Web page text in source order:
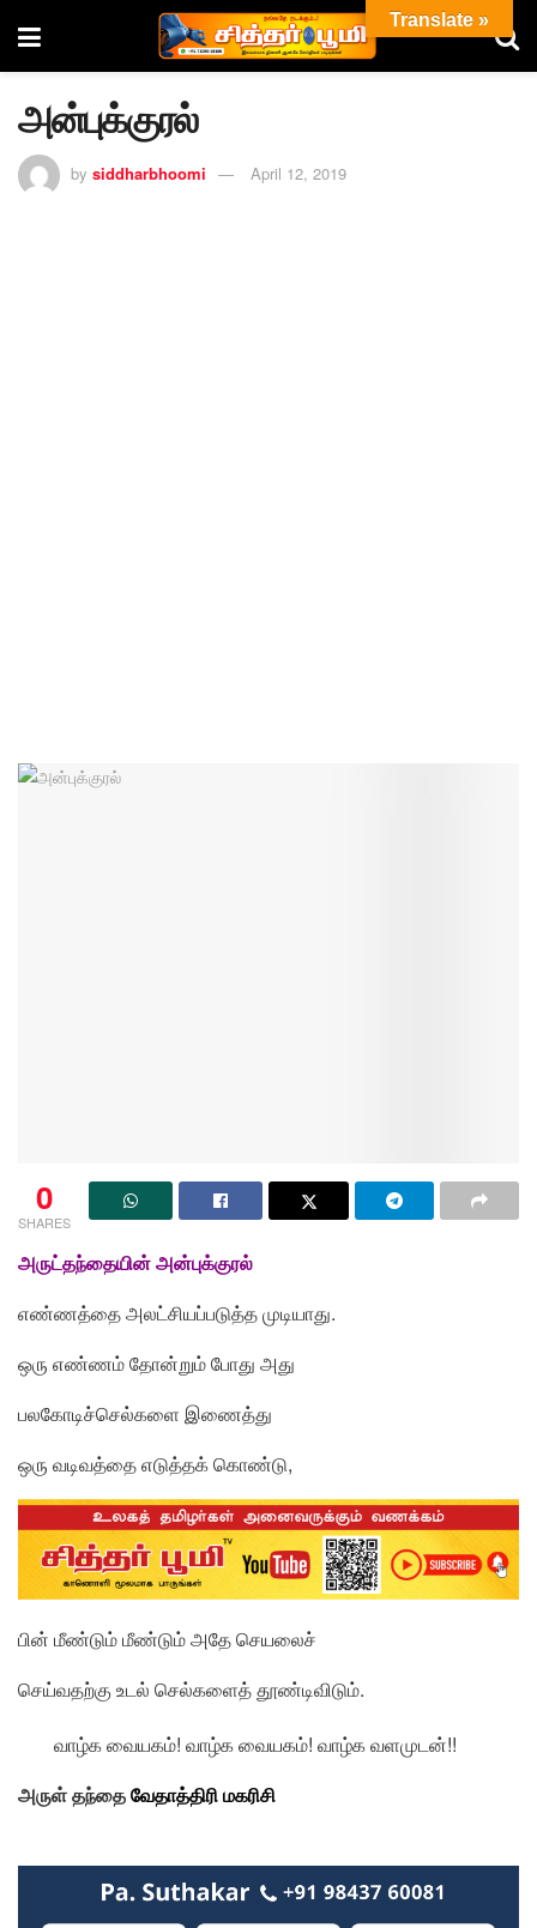
அன்புக்குரல்
by siddharbhoomi April 12, 2019
0
SHARES
அருட்தந்தையின் அன்புக்குரல்
எண்ணத்தை அலட்சியப்படுத்த முடியாது.
ஒரு எண்ணம் தோன்றும் போது அது
பலகோடிச்செல்களை இணைத்து
ஒரு வடிவத்தை எடுத்தக் கொண்டு,
பின் மீண்டும் மீண்டும் அதே செயலைச்
செய்வதற்கு உடல் செல்களைத் தூண்டிவிடும்.
வாழ்க வையகம்! வாழ்க வையகம்! வாழ்க வளமுடன்!!
அருள் தந்தைவேதாத்திரி மகரிசி
Translate »